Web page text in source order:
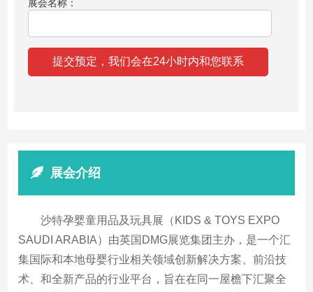
展会名称：
展会介绍
沙特孕婴童用品及玩具展（KIDS & TOYS EXPO
SAUDI ARABIA）由英国DMG展览集团主办，是一个汇
集国际和本地母婴行业相关领域创新解决方案、前沿技
术、和全新产品的行业平台，旨在在同一屋檐下汇聚全